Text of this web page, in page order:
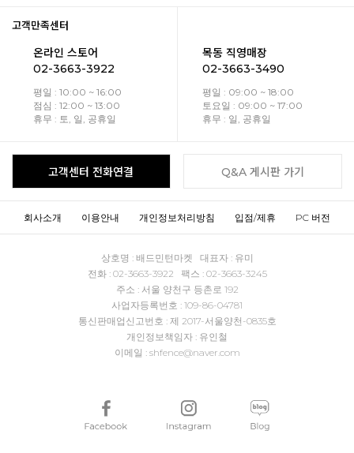
고객만족센터
온라인 스토어
02-3663-3922
평일 : 10:00 ~ 16:00
점심 : 12:00 ~ 13:00
휴무 : 토, 일, 공휴일
목동 직영매장
02-3663-3490
평일 : 09:00 ~ 18:00
토요일 : 09:00 ~ 17:00
휴무 : 일, 공휴일
고객센터 전화연결 Q&A 게시판 가기
회사소개 이용안내 개인정보처리방침 입점/제휴 PC 버전
상호명 : 배드민턴마켓 대표자 : 유미
전화 : 02-3663-3922 팩스 : 02-3663-3245
주소 : 서울 양천구 등촌로 192
사업자등록번호 : 109-86-04781
통신판매업신고번호 : 제 2017-서울양천-0835호
개인정보책임자 : 유인철
이메일 : shfence@naver.com